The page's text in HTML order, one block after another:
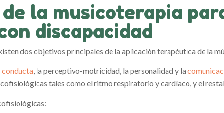
la musicoterapia
discapacidad
dos objetivos principales de la aplicación terapéutica de la
conducta, la perceptivo-motricidad, la personalidad y la
tales como el ritmo respiratorio y cardíaco, y el